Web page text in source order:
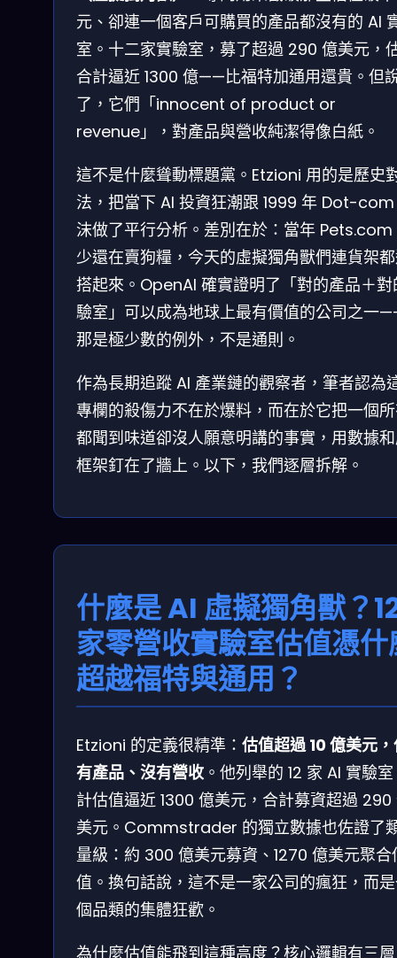
元、卻連一個客戶可購買的產品都沒有的 AI
室。十二家實驗室，募了超過 290 億美元，
合計逼近 1300 億——比福特加通用還貴。但
了，它們「innocent of product or
revenue」，對產品與營收純潔得像白紙。
這不是什麼聳動標題黨。Etzioni 用的是歷史
法，把當下 AI 投資狂潮跟 1999 年 Dot-
沫做了平行分析。差別在於：當年 Pets.com
少還在賣狗糧，今天的虛擬獨角獸們連貨架
搭起來。OpenAI 確實證明了「對的產品＋對
驗室」可以成為地球上最有價值的公司之一
那是極少數的例外，不是通則。
作為長期追蹤 AI 產業鏈的觀察者，筆者認為
專欄的殺傷力不在於爆料，而在於它把一個
都聞到味道卻沒人願意明講的事實，用數據
框架釘在了牆上。以下，我們逐層拆解。
什麼是 AI 虛擬獨角獸？
家零營收實驗室估值憑什
超越福特與通用？
Etzioni 的定義很精準： 估值超過 10 億美元
有產品、沒有營收 。他列舉的 12 家 AI 實驗
計估值逼近 1300 億美元，合計募資超過 290
美元。Commstrader 的獨立數據也佐證了
量級：約 300 億美元募資、1270 億美元聚合
值。換句話說，這不是一家公司的瘋狂，而
個品類的集體狂歡。
為什麼估值能飛到這種高度？核心邏輯有三